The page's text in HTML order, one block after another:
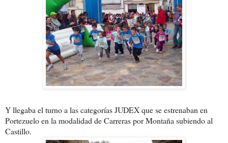
Y llegaba el turno a las categorías JUDEX que se estrenaban en
Portezuelo en la modalidad de Carreras por Montaña subiendo al
Castillo.